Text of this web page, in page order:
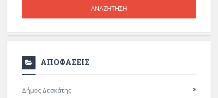
ΑΠΟΦΑΣΕΙΣ
Δήμος Δεσκάτης